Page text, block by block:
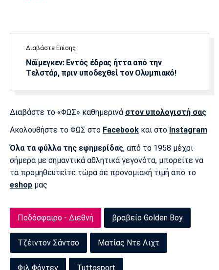
Πόρτο Μπενφίκα
Διαβάστε Επίσης
Νάϊμεγκεν: Εντός έδρας ήττα από την
Tελστάρ, πριν υποδεχθεί τον Ολυμπιακό!
Διαβάστε το «ΦΩΣ» καθημερινά στον υπολογιστή σας
Ακολουθήστε το ΦΩΣ στο Facebook και στο Instagram
Όλα τα φύλλα της εφημερίδας, από το 1958 μέχρι
σήμερα με σημαντικά αθλητικά γεγονότα, μπορείτε να
τα προμηθευτείτε τώρα σε προνομιακή τιμή από το
eshop μας
Ποδόσφαιρο - Διεθνή βραβείο Golden Boy
Τζέιντον Σάντσο Ματίας Ντε Λιχτ
Φιλ Φόντεν Tuttosport